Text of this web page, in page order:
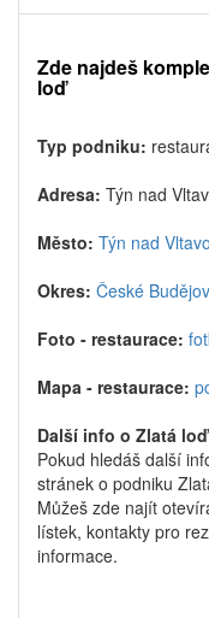
Zde najdeš
loď
Typ podniku:
Adresa: Týn nad
Město: Týn nad
Okres: České
Foto - restaurace:
Mapa - restaurace:
Další info o Zlatá
Pokud hledáš další
stránek o podniku
Můžeš zde najít
lístek, kontakty pro
informace.